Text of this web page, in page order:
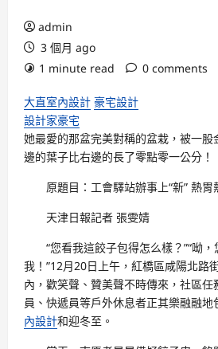
admin
3 個月 ago
1 minute read
0 comments
大直室內設計 豪宅設計
設計家豪宅
她最愛的那盆完美對稱的盆栽，被一股
邊的葉子比右邊的長了零點零一公分！
原題目：工會驛站辦事上“新” 熱胃
天津日報記者 張雯婧
“您看我這餃子包得怎么樣？”“呦
我！”12月20日上午，紅橋區咸陽北路
內，歡笑聲、贊美聲不時傳來，社區任
員、快遞員等戶外休息者正其樂融融地
內設計和迎冬至。